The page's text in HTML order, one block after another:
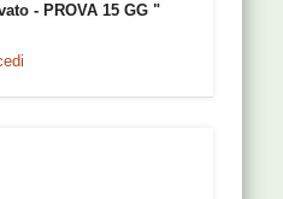
- PROVA 15 GG "